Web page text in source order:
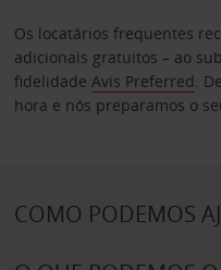
Os locatários frequentes
adicionais gratuitos – ao
fidelidade Avis Preferred.
hora e nós preparamos o
COMO PODEMOS